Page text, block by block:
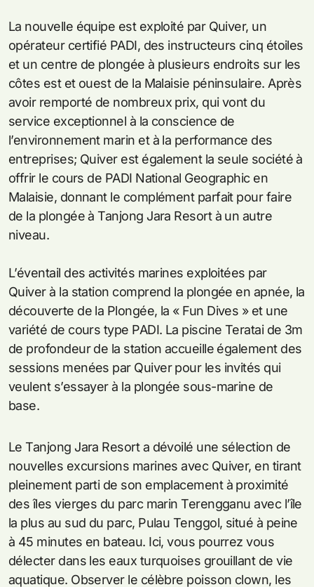
La nouvelle équipe est exploité par Quiver, un
opérateur certifié PADI, des instructeurs cinq étoiles
et un centre de plongée à plusieurs endroits sur les
côtes est et ouest de la Malaisie péninsulaire. Après
avoir remporté de nombreux prix, qui vont du
service exceptionnel à la conscience de
l’environnement marin et à la performance des
entreprises; Quiver est également la seule société à
offrir le cours de PADI National Geographic en
Malaisie, donnant le complément parfait pour faire
de la plongée à Tanjong Jara Resort à un autre
niveau.
L’éventail des activités marines exploitées par
Quiver à la station comprend la plongée en apnée, la
découverte de la Plongée, la « Fun Dives » et une
variété de cours type PADI. La piscine Teratai de 3m
de profondeur de la station accueille également des
sessions menées par Quiver pour les invités qui
veulent s’essayer à la plongée sous-marine de
base.
Le Tanjong Jara Resort a dévoilé une sélection de
nouvelles excursions marines avec Quiver, en tirant
pleinement parti de son emplacement à proximité
des îles vierges du parc marin Terengganu avec l’île
la plus au sud du parc, Pulau Tenggol, situé à peine
à 45 minutes en bateau. Ici, vous pourrez vous
délecter dans les eaux turquoises grouillant de vie
aquatique. Observer le célèbre poisson clown, les